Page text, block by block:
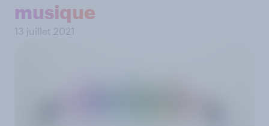
musique
13 juillet 2021